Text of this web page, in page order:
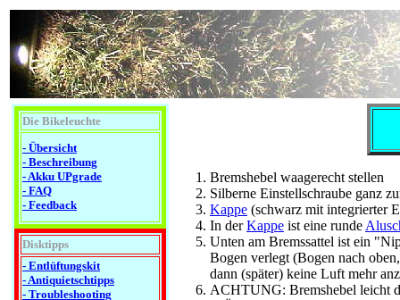
Die Bikeleuchte
- Übersicht
- Beschreibung
- Akku UPgrade
- FAQ
- Feedback
Disktipps
- Entlüftungskit
- Antiquietschtipps
- Troubleshooting
Bremshebel waagerecht stellen
Silberne Einstellschraube ganz
Kappe (schwarz mit integrierter
In derKappe ist eine runde
Unten am Bremssattel ist ein
Bogen verlegt (Bogen nach
dann (später) keine Luft mehr
ACHTUNG: Bremshebel leicht